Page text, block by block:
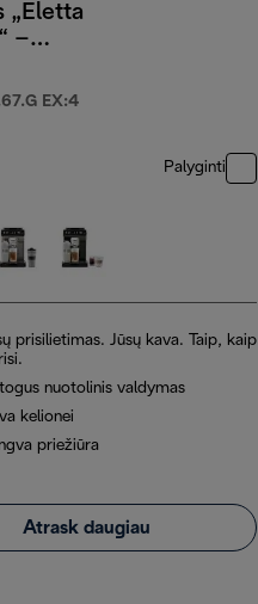
„Eletta
–
EX:4
Palyginti
prisilietimas. Jūsų kava. Taip, kaip
nuotolinis valdymas
kelionei
priežiūra
Atrask daugiau